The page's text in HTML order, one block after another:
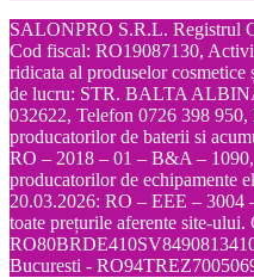
SALONPRO S.R.L. Registrul
Cod fiscal: RO19087130,
ridicata al produselor
de lucru: STR. BALTA
032622, Telefon 0726 398
producatorilor de baterii si
RO – 2018 – 01 – B&A –
producatorilor de echipamente
20.03.2026: RO – EEE – 3004
toate prețurile aferente site-
Bucuresti -